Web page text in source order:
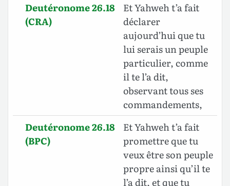
Deutéronome 26.18
(CRA)
Et Yahweh t’a fait
déclarer
aujourd’hui que tu
lui serais un peuple
particulier, comme
il te l’a dit,
observant tous ses
commandements,
Deutéronome 26.18
(BPC)
Et Yahweh t’a fait
promettre que tu
veux être son peuple
propre ainsi qu’il te
l’a dit, et que tu